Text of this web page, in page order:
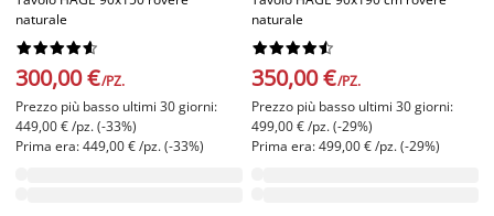
naturale






300,00 €/PZ.
Prezzo più basso ultimi 30 giorni:
449,00 € /pz. (-33%)
Prima era: 449,00 € /pz. (-33%)
naturale






350,00 €/PZ.
Prezzo più basso ultimi 30 giorni:
499,00 € /pz. (-29%)
Prima era: 499,00 € /pz. (-29%)